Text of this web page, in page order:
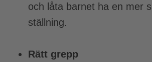
och låta barnet ha en mer
ställning.
Rätt grepp